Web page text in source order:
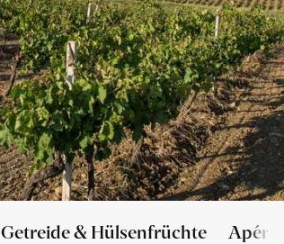
Getreide & Hülsenfrüchte Apéro